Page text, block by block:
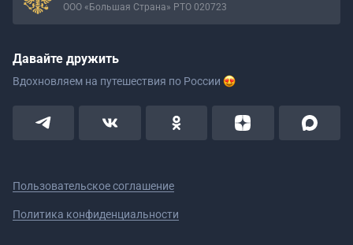
ООО «Большая Страна» РТО 020723
Давайте дружить
Вдохновляем на путешествия по России
Пользовательское соглашение
Политика конфиденциальности